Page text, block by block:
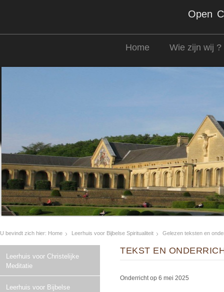
Open
Home Wie zijn wij ?
U bevindt zich hier: Home Leerhuis voor Bijbelse Spiritualiteit Gelezen teksten en
Leerhuis voor Christelijke
Meditatie
Leerhuis voor Bijbelse
TEKST EN
Onderricht op 6 mei 2025